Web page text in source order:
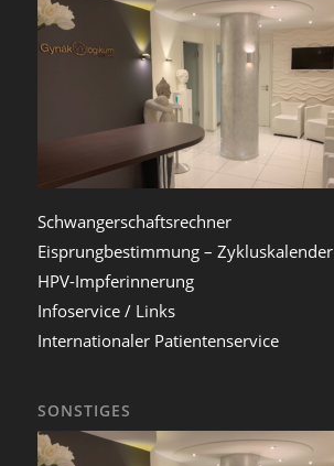
Schwangerschaftsrechner
Eisprungbestimmung – Zykluskalender
HPV-Impferinnerung
Infoservice / Links
Internationaler Patientenservice
SONSTIGES